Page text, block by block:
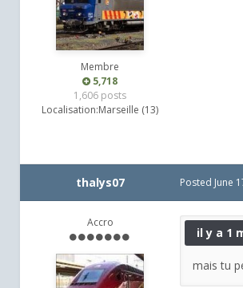
Membre
5,718
1,606 posts
Localisation:Marseille (13)
thalys07
Accro
Posted June
il y a 1
mais tu